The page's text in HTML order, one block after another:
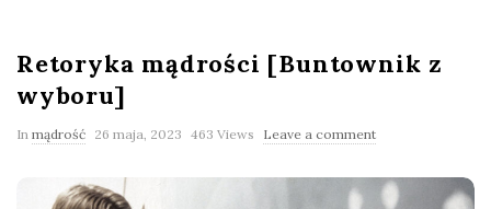
y
ś
Retoryka mądrości [Buntownik z
wyboru]
In mądrość 26 maja, 2023 463 Views Leave a comment